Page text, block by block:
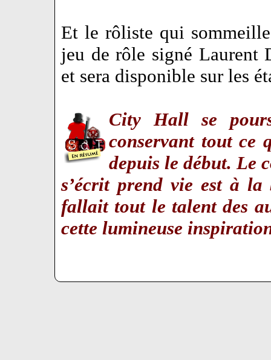
Et le rôliste qui
jeu de rôle signé Laurent
et sera disponible sur les
City Hall se
conservant tout ce
depuis le début. Le
s’écrit prend vie est à
fallait tout le talent des
cette lumineuse